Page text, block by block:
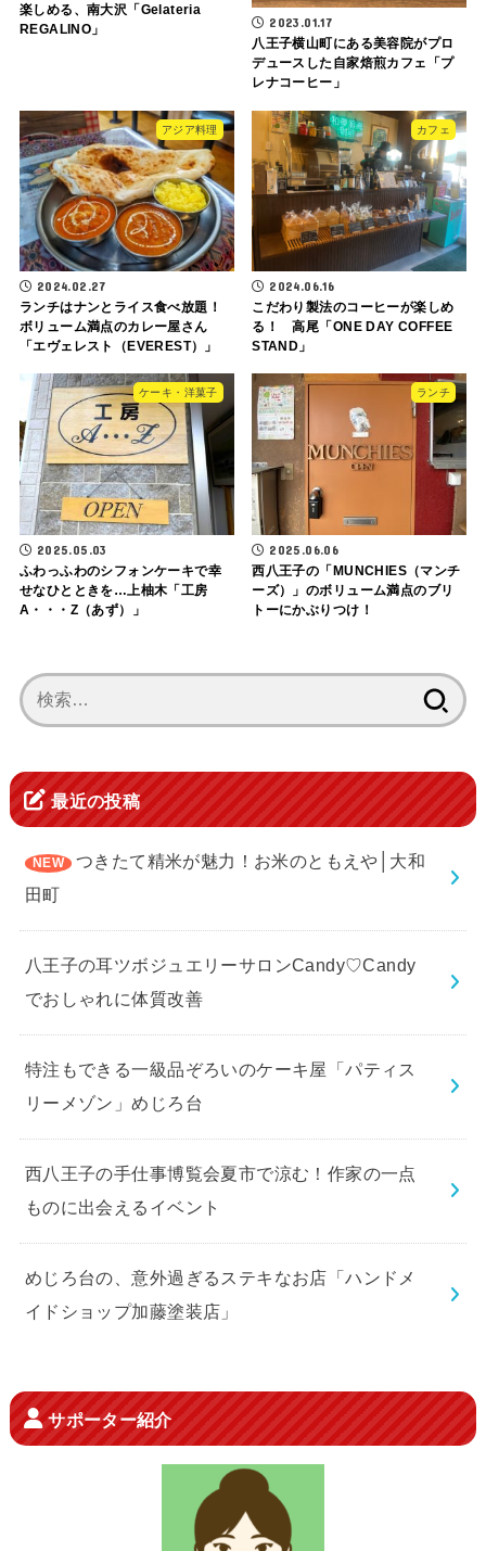
楽しめる、南大沢「Gelateria
REGALINO」
2023.01.17
八王子横山町にある美容院がプロ
デュースした自家焙煎カフェ「プ
レナコーヒー」
アジア料理
2024.02.27
ランチはナンとライス食べ放題！
ボリューム満点のカレー屋さん
「エヴェレスト（EVEREST）」
カフェ
2024.06.16
こだわり製法のコーヒーが楽しめ
る！ 高尾「ONE DAY COFFEE
STAND」
ケーキ・洋菓子
2025.05.03
ふわっふわのシフォンケーキで幸
せなひとときを…上柚木「工房
A・・・Z（あず）」
ランチ
2025.06.06
西八王子の「MUNCHIES（マンチ
ーズ）」のボリューム満点のブリ
トーにかぶりつけ！
索:
最近の投稿
つきたて精米が魅力！お米のともえや│大和
田町
八王子の耳ツボジュエリーサロンCandy♡Candy
でおしゃれに体質改善
特注もできる一級品ぞろいのケーキ屋「パティス
リーメゾン」めじろ台
西八王子の手仕事博覧会夏市で涼む！作家の一点
ものに出会えるイベント
めじろ台の、意外過ぎるステキなお店「ハンドメ
イドショップ加藤塗装店」
サポーター紹介